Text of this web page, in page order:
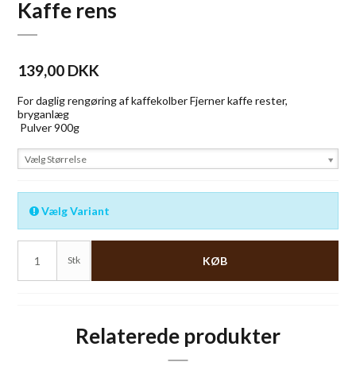
Kaffe rens
139,00 DKK
For daglig rengøring af kaffekolber Fjerner kaffe rester,
bryganlæg
Pulver 900g
Vælg Størrelse
Vælg Variant
Stk KØB
Relaterede produkter